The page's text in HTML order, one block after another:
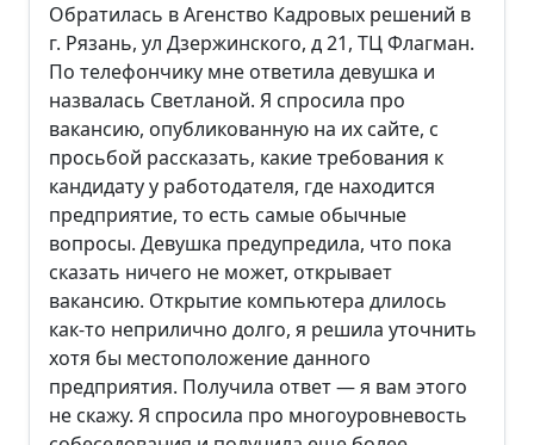
Обратилась в Агенство Кадровых решений в
г. Рязань, ул Дзержинского, д 21, ТЦ Флагман.
По телефончику мне ответила девушка и
назвалась Светланой. Я спросила про
вакансию, опубликованную на их сайте, с
просьбой рассказать, какие требования к
кандидату у работодателя, где находится
предприятие, то есть самые обычные
вопросы. Девушка предупредила, что пока
сказать ничего не может, открывает
вакансию. Открытие компьютера длилось
как-то неприлично долго, я решила уточнить
хотя бы местоположение данного
предприятия. Получила ответ — я вам этого
не скажу. Я спросила про многоуровневость